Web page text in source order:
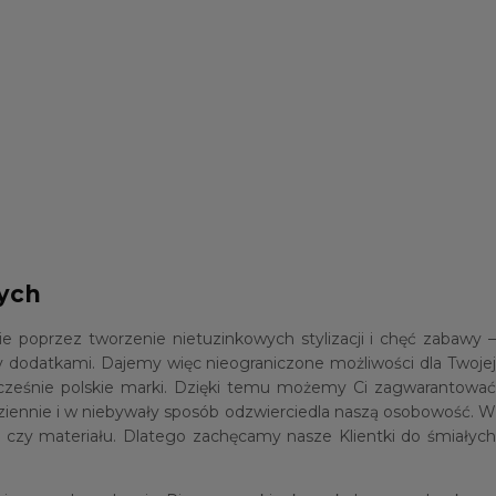
poprzez tworzenie nietuzinkowych stylizacji i chęć zabawy –
Dajemy więc nieograniczone możliwości dla Twojej
polskie marki. Dzięki temu możemy Ci zagwarantować
i w niebywały sposób odzwierciedla naszą osobowość. W
materiału. Dlatego zachęcamy nasze Klientki do śmiałych